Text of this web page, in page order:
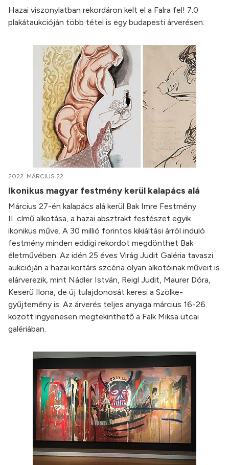
Hazai viszonylatban rekordáron kelt el a Falra fel! 7.0
plakátaukcióján több tétel is egy budapesti árverésen.
2022. MÁRCIUS 22.
Ikonikus magyar festmény kerül kalapács alá
Március 27-én kalapács alá kerül Bak Imre Festmény
II. című alkotása, a hazai absztrakt festészet egyik
ikonikus műve. A 30 millió forintos kikiáltási árról induló
festmény minden eddigi rekordot megdönthet Bak
életművében. Az idén 25 éves Virág Judit Galéria tavaszi
aukcióján a hazai kortárs szcéna olyan alkotóinak műveit is
elárverezik, mint Nádler István, Reigl Judit, Maurer Dóra,
Keserü Ilona, de új tulajdonosát keresi a Szölke-
gyűjtemény is. Az árverés teljes anyaga március 16-26.
között ingyenesen megtekinthető a Falk Miksa utcai
galériában.